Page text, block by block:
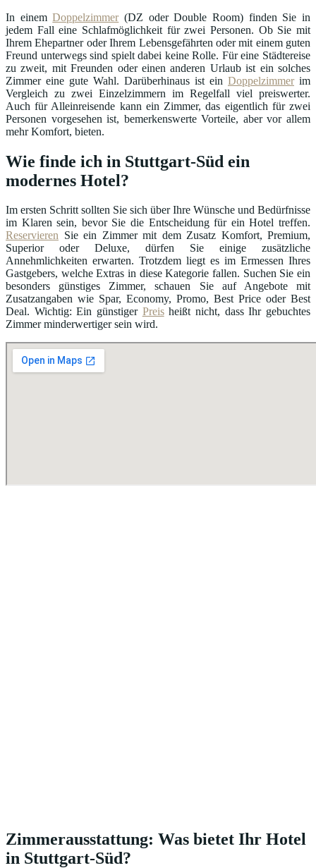
In einemDoppelzimmer(DZ oder Double Room) finden Sie in
jedem Fall eine Schlafmöglichkeit für zwei Personen. Ob Sie mit
Ihrem Ehepartner oder Ihrem Lebensgefährten oder mit einem guten
Freund unterwegs sind spielt dabei keine Rolle. Für eine Städtereise
zu zweit, mit Freunden oder einen anderen Urlaub ist ein solches
Zimmer eine gute Wahl. Darüberhinaus ist ein Doppelzimmerim
Vergleich zu zwei Einzelzimmern im Regelfall viel preiswerter.
Auch für Alleinreisende kann ein Zimmer, das eigentlich für zwei
Personen vorgesehen ist, bemerkenswerte Vorteile, aber vor allem
mehr Komfort, bieten.
Wie finde ich in Stuttgart-Süd ein
modernes Hotel?
Im ersten Schritt sollten Sie sich über Ihre Wünsche und Bedürfnisse
im Klaren sein, bevor Sie die Entscheidung für ein Hotel treffen.
Reservieren Sie ein Zimmer mit dem Zusatz Komfort, Premium,
Superior oder Deluxe, dürfen Sie einige zusätzliche
Annehmlichkeiten erwarten. Trotzdem liegt es im Ermessen Ihres
Gastgebers, welche Extras in diese Kategorie fallen. Suchen Sie ein
besonders günstiges Zimmer, schauen Sie auf Angebote mit
Zusatzangaben wie Spar, Economy, Promo, Best Price oder Best
Deal. Wichtig: Ein günstiger Preisheißt nicht, dass Ihr gebuchtes
Zimmer minderwertiger sein wird.
Zimmerausstattung: Was bietet Ihr Hotel
in Stuttgart-Süd?